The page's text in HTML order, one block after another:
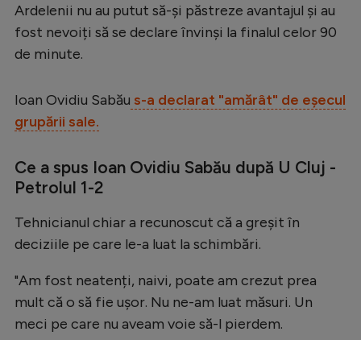
Serie A
EURO 2024
Tenis
Ardelenii nu au putut să-și păstreze avantajul și au
fost nevoiți să se declare învinși la finalul celor 90
de minute.
Ioan Ovidiu Sabău s-a declarat "amărât" de eșecul
grupării sale.
Ce a spus Ioan Ovidiu Sabău după U Cluj -
Petrolul 1-2
Tehnicianul chiar a recunoscut că a greșit în
deciziile pe care le-a luat la schimbări.
"Am fost neatenți, naivi, poate am crezut prea
mult că o să fie ușor. Nu ne-am luat măsuri. Un
meci pe care nu aveam voie să-l pierdem.